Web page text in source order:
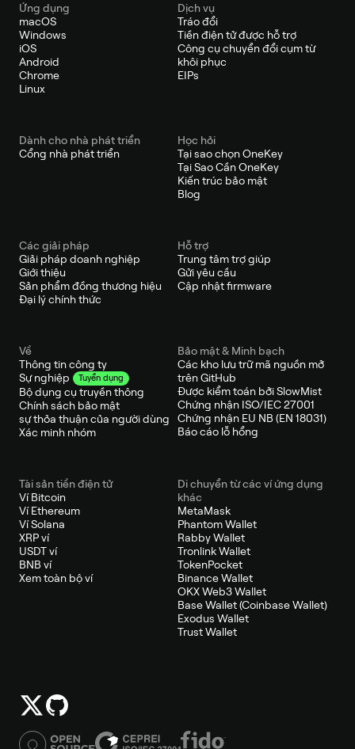
Ứng dụng
macOS
Windows
iOS
Android
Chrome
Linux
Dịch vụ
Tráo đổi
Tiền điện tử được hỗ trợ
Công cụ chuyển đổi cụm từ
khôi phục
EIPs
Dành cho nhà phát triển
Cổng nhà phát triển
Học hỏi
Tại sao chọn OneKey
Tại Sao Cần OneKey
Kiến trúc bảo mật
Blog
Các giải pháp
Giải pháp doanh nghiệp
Giới thiệu
Sản phẩm đồng thương hiệu
Đại lý chính thức
Hỗ trợ
Trung tâm trợ giúp
Gửi yêu cầu
Cập nhật firmware
Về
Thông tin công ty
Sự nghiệp
Tuyển dụng
Bộ dụng cụ truyền thông
Chính sách bảo mật
sự thỏa thuận của người dùng
Xác minh nhóm
Bảo mật & Minh bạch
Các kho lưu trữ mã nguồn mở
trên GitHub
Được kiểm toán bởi SlowMist
Chứng nhận ISO/IEC 27001
Chứng nhận EU NB (EN 18031)
Báo cáo lỗ hổng
Tài sản tiền điện tử
Ví Bitcoin
Ví Ethereum
Ví Solana
XRP ví
USDT ví
BNB ví
Xem toàn bộ ví
Di chuyển từ các ví ứng dụng
khác
MetaMask
Phantom Wallet
Rabby Wallet
Tronlink Wallet
TokenPocket
Binance Wallet
OKX Web3 Wallet
Base Wallet (Coinbase Wallet)
Exodus Wallet
Trust Wallet